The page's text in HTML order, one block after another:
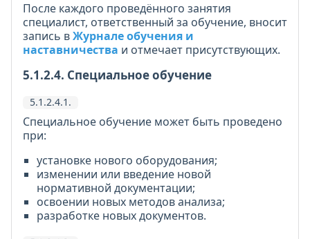
После каждого проведённого занятия
специалист, ответственный за обучение, вносит
запись вЖурнале обучения и
наставничества и отмечает присутствующих.
5.1.2.4. Специальное обучение
5.1.2.4.1.
Специальное обучение может быть проведено
при:
установке нового оборудования;
изменении или введение новой
нормативной документации;
освоении новых методов анализа;
разработке новых документов.